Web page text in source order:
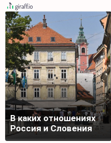
В каких отношениях
Россия и Словения